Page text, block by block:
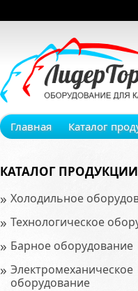
Главная Каталог
КАТАЛОГ ПРОДУКЦИИ
» Холодильное
» Технологическое
» Барное оборудование
» Электромеханическое
оборудование